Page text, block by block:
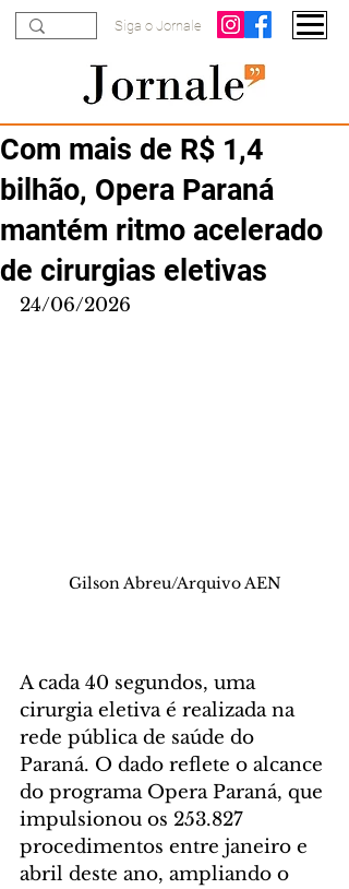
Siga o Jornale
Com mais de R$ 1,4
bilhão, Opera Paraná
mantém ritmo acelerado
de cirurgias eletivas
24/06/2026
Gilson Abreu/Arquivo AEN
A cada 40 segundos, uma
cirurgia eletiva é realizada na
rede pública de saúde do
Paraná. O dado reflete o alcance
do programa Opera Paraná, que
impulsionou os 253.827
procedimentos entre janeiro e
abril deste ano, ampliando o